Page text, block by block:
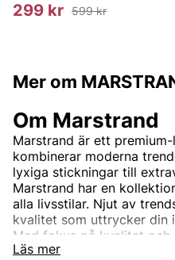
299 kr 599 kr
Mer om
Läs mer
Om Marstrand
Marstrand är ett
kombinerar moderna
lyxiga stickningar till
Marstrand har en
alla livsstilar. Njut av
kvalitet som uttrycker din
Med fokus på kvalitet
självklara valet för den